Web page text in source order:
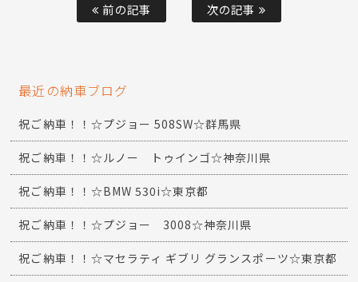
前の記事 次の記事
最近の納車ブログ
祝ご納車！！☆プジョー 508SW☆群馬県
祝ご納車！！☆ルノー トゥインゴ☆神奈川県
祝ご納車！！☆BMW 530i☆東京都
祝ご納車！！☆プジョー 3008☆神奈川県
祝ご納車！！☆マセラティ ギブリ グランスポーツ☆東京都